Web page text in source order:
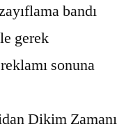
bandı
gerek
sonuna
Dikim Zamanı